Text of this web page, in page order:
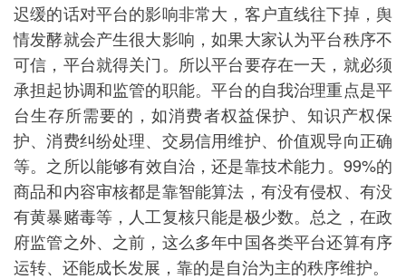
迟缓的话对平台的影响非常大，客户直线往下掉，舆
情发酵就会产生很大影响，如果大家认为平台秩序不
可信，平台就得关门。所以平台要存在一天，就必须
承担起协调和监管的职能。平台的自我治理重点是平
台生存所需要的，如消费者权益保护、知识产权保
护、消费纠纷处理、交易信用维护、价值观导向正确
等。之所以能够有效自治，还是靠技术能力。99%的
商品和内容审核都是靠智能算法，有没有侵权、有没
有黄暴赌毒等，人工复核只能是极少数。总之，在政
府监管之外、之前，这么多年中国各类平台还算有序
运转、还能成长发展，靠的是自治为主的秩序维护。